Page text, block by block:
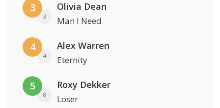
3
3
Olivia Dean
Man I Need
4
4
Alex Warren
Eternity
5
8
Roxy Dekker
Loser